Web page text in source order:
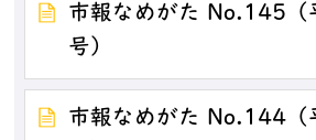
市報なめがた No.145（
号）
市報なめがた No.144（